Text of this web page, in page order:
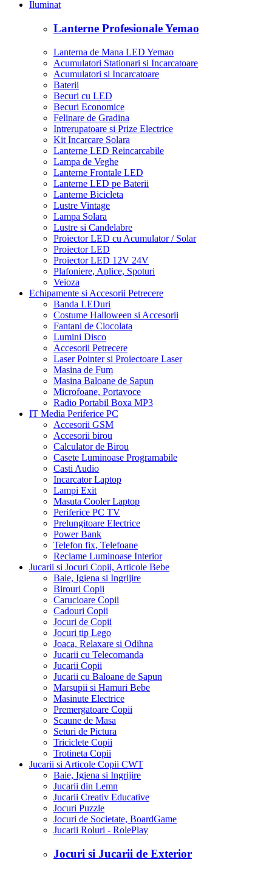
Iluminat
Lanterne Profesionale Yemao
Lanterna de Mana LED Yemao
Acumulatori Stationari si Incarcatoare
Acumulatori si Incarcatoare
Baterii
Becuri cu LED
Becuri Economice
Felinare de Gradina
Intrerupatoare si Prize Electrice
Kit Incarcare Solara
Lanterne LED Reincarcabile
Lampa de Veghe
Lanterne Frontale LED
Lanterne LED pe Baterii
Lanterne Bicicleta
Lustre Vintage
Lampa Solara
Lustre si Candelabre
Proiector LED cu Acumulator / Solar
Proiector LED
Proiector LED 12V 24V
Plafoniere, Aplice, Spoturi
Veioza
Echipamente si Accesorii Petrecere
Banda LEDuri
Costume Halloween si Accesorii
Fantani de Ciocolata
Lumini Disco
Accesorii Petrecere
Laser Pointer si Proiectoare Laser
Masina de Fum
Masina Baloane de Sapun
Microfoane, Portavoce
Radio Portabil Boxa MP3
IT Media Periferice PC
Accesorii GSM
Accesorii birou
Calculator de Birou
Casete Luminoase Programabile
Casti Audio
Incarcator Laptop
Lampi Exit
Masuta Cooler Laptop
Periferice PC TV
Prelungitoare Electrice
Power Bank
Telefon fix, Telefoane
Reclame Luminoase Interior
Jucarii si Jocuri Copii, Articole Bebe
Baie, Igiena si Ingrijire
Birouri Copii
Carucioare Copii
Cadouri Copii
Jocuri de Copii
Jocuri tip Lego
Joaca, Relaxare si Odihna
Jucarii cu Telecomanda
Jucarii Copii
Jucarii cu Baloane de Sapun
Marsupii si Hamuri Bebe
Masinute Electrice
Premergatoare Copii
Scaune de Masa
Seturi de Pictura
Triciclete Copii
Trotineta Copii
Jucarii si Articole Copii CWT
Baie, Igiena si Ingrijire
Jucarii din Lemn
Jucarii Creativ Educative
Jocuri Puzzle
Jocuri de Societate, BoardGame
Jucarii Roluri - RolePlay
Jocuri si Jucarii de Exterior